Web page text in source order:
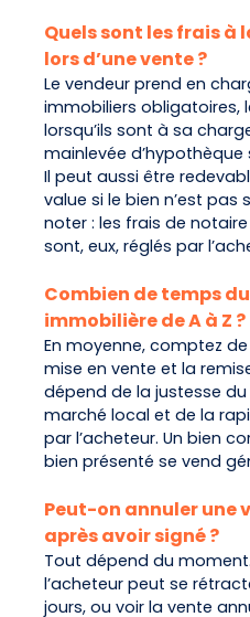
Quels sont les frais à
lors d’une vente ?
Le vendeur prend en
immobiliers obligatoires,
lorsqu’ils sont à sa
mainlevée
Il peut aussi être
value si le bien n’est pas
noter : les frais de
sont, eux, réglés par
Combien de temps
immobilière de A à Z ?
En moyenne, comptez
mise en vente et la
dépend de la justesse
marché local et de la
par l’acheteur. Un bien
bien présenté se vend
Peut-on annuler une
après avoir signé ?
Tout dépend du
l’acheteur peut se
jours, ou voir la vente